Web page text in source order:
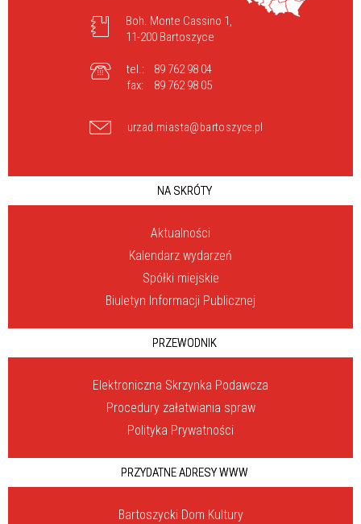
Boh. Monte Cassino 1,
11-200 Bartoszyce
tel.:
89 762 98 04
fax:
89 762 98 05
urzad.miasta@bartoszyce.pl
NA SKRÓTY
Aktualności
Kalendarz wydarzeń
Spółki miejskie
Biuletyn Informacji Publicznej
PRZEWODNIK
Elektroniczna Skrzynka Podawcza
Procedury załatwiania spraw
Polityka Prywatności
PRZYDATNE ADRESY WWW
Bartoszycki Dom Kultury